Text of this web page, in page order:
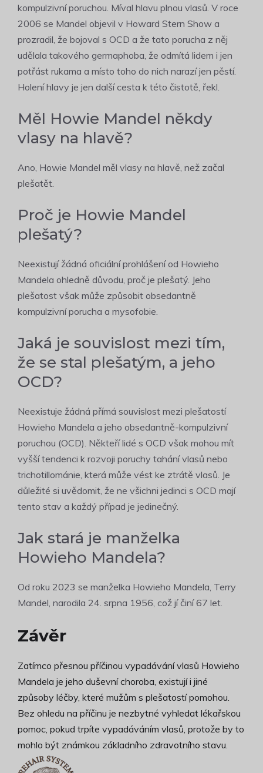
kompulzivní poruchou. Míval hlavu plnou vlasů. V roce
2006 se Mandel objevil v Howard Stern Show a
prozradil, že bojoval s OCD a že tato porucha z něj
udělala takového germaphoba, že odmítá lidem i jen
potřást rukama a místo toho do nich narazí jen pěstí.
Holení hlavy je jen další cesta k této čistotě, řekl.
Měl Howie Mandel někdy
vlasy na hlavě?
Ano, Howie Mandel měl vlasy na hlavě, než začal
plešatět.
Proč je Howie Mandel
plešatý?
Neexistují žádná oficiální prohlášení od Howieho
Mandela ohledně důvodu, proč je plešatý. Jeho
plešatost však může způsobit obsedantně
kompulzivní porucha a mysofobie.
Jaká je souvislost mezi tím,
že se stal plešatým, a jeho
OCD?
Neexistuje žádná přímá souvislost mezi plešatostí
Howieho Mandela a jeho obsedantně-kompulzivní
poruchou (OCD). Někteří lidé s OCD však mohou mít
vyšší tendenci k rozvoji poruchy tahání vlasů nebo
trichotillománie, která může vést ke ztrátě vlasů. Je
důležité si uvědomit, že ne všichni jedinci s OCD mají
tento stav a každý případ je jedinečný.
Jak stará je manželka
Howieho Mandela?
Od roku 2023 se manželka Howieho Mandela, Terry
Mandel, narodila 24. srpna 1956, což jí činí 67 let.
Závěr
Zatímco přesnou příčinou vypadávání vlasů Howieho
Mandela je jeho duševní choroba, existují i jiné
způsoby léčby, které mužům s plešatostí pomohou.
Bez ohledu na příčinu je nezbytné vyhledat lékařskou
pomoc, pokud trpíte vypadáváním vlasů, protože by to
mohlo být známkou základního zdravotního stavu.